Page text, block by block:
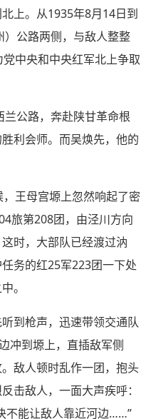
上。从1935年8月14日到
公路两侧，与敌人整整
中央和中央红军北上争取
公路，奔赴陕甘革命根
利会师。而吴焕先，他的
王母宫塬上忽然响起了密
旅第208团，由泾川方向
时，大部队已经渡过汭
务的红25军223团一下处
。
到枪声，迅速带领交通队
冲到塬上，直插敌军侧
敌人顿时乱作一团，抱头
击敌人，一面大声疾呼：
不能让敌人靠近河边……”